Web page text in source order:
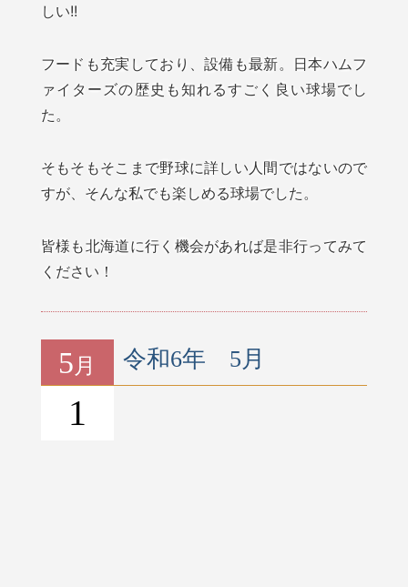
しい!!
フードも充実しており、設備も最新。日本ハムフ
ァイターズの歴史も知れるすごく良い球場でし
た。
そもそもそこまで野球に詳しい人間ではないので
すが、そんな私でも楽しめる球場でした。
皆様も北海道に行く機会があれば是非行ってみて
ください！
5 月
1
令和6年 5月